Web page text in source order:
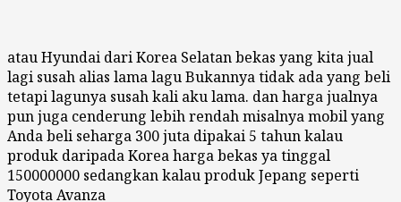
atau Hyundai dari Korea Selatan bekas yang kita jual
lagi susah alias lama lagu Bukannya tidak ada yang beli
tetapi lagunya susah kali aku lama. dan harga jualnya
pun juga cenderung lebih rendah misalnya mobil yang
Anda beli seharga 300 juta dipakai 5 tahun kalau
produk daripada Korea harga bekas ya tinggal
150000000 sedangkan kalau produk Jepang seperti
Toyota Avanza